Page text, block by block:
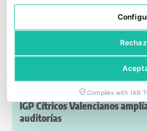
Un nuevo estudio de Kantar
de Fyffes en Irlanda
IGP Cítricos Valencianos
auditorías
Complies with IAB